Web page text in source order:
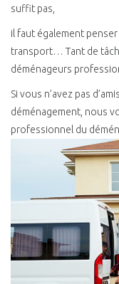
suffit pas,
il faut également
transport… Tant de
déménageurs
Si vous n’avez pas
déménagement, nous
professionnel du